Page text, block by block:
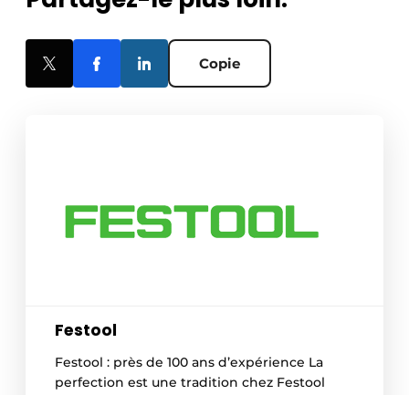
Copie
Festool
Festool : près de 100 ans d’expérience La
perfection est une tradition chez Festool